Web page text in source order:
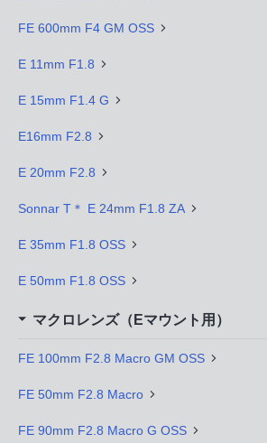
FE 600mm F4 GM OSS
E 11mm F1.8
E 15mm F1.4 G
E16mm F2.8
E 20mm F2.8
Sonnar T＊ E 24mm F1.8 ZA
E 35mm F1.8 OSS
E 50mm F1.8 OSS
マクロレンズ（Eマウント用）
FE 100mm F2.8 Macro GM OSS
FE 50mm F2.8 Macro
FE 90mm F2.8 Macro G OSS